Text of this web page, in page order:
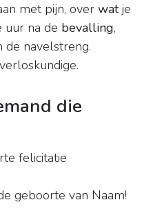
met pijn, over watje
na de bevalling,
de navelstreng.
die
felicitatie
geboorte van Naam!